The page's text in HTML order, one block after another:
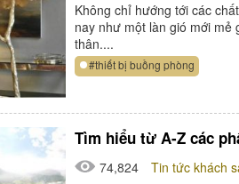
Không chỉ hướng tới các
nay như một làn gió mới mẻ
thân....
#thiết bị buồng phòng
Tìm hiểu từ A-Z các
74,824
Tin tức khách